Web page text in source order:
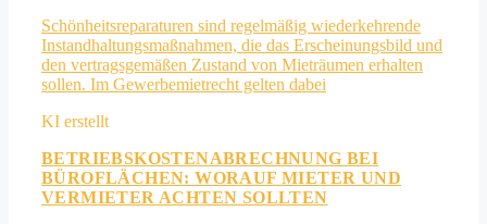
Schönheitsreparaturen sind regelmäßig wiederkehrende
Instandhaltungsmaßnahmen, die das Erscheinungsbild und
den vertragsgemäßen Zustand von Mieträumen erhalten
sollen. Im Gewerbemietrecht gelten dabei
BETRIEBSKOSTENABRECHNUNG BEI
BÜROFLÄCHEN: WORAUF MIETER UND
VERMIETER ACHTEN SOLLTEN